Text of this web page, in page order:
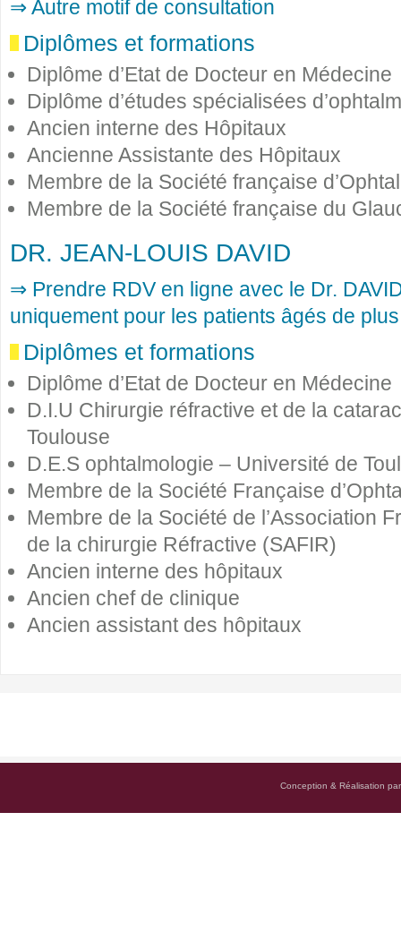
⇒ Autre motif de consultation
Diplômes et formations
Diplôme d’Etat de Docteur en Médecine
Diplôme d’études spécialisées
Ancien interne des Hôpitaux
Ancienne Assistante des Hôpitaux
Membre de la Société française
Membre de la Société française du
DR. JEAN-LOUIS DAVID
⇒ Prendre RDV en ligne avec le Dr.
uniquement pour les patients âgés de
Diplômes et formations
Diplôme d’Etat de Docteur en Médecine
D.I.U Chirurgie réfractive et de la
Toulouse
D.E.S ophtalmologie – Université de
Membre de la Société Française
Membre de la Société de l’Association
de la chirurgie Réfractive (SAFIR)
Ancien interne des hôpitaux
Ancien chef de clinique
Ancien assistant des hôpitaux
Conception & Réalisation